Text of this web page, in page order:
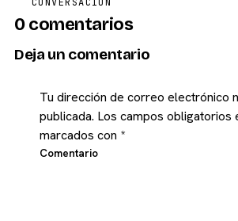
CONVERSACIÓN
0 comentarios
Deja un comentario
Tu dirección de correo electrónico
publicada. Los campos obligatorios
marcados con *
Comentario